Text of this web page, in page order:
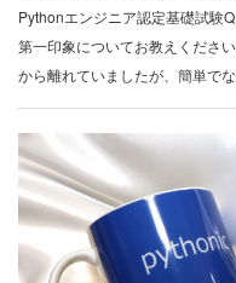
Pythonエンジニア認定基礎試験
第一印象についてお教えくださ
から離れていましたが、簡単で